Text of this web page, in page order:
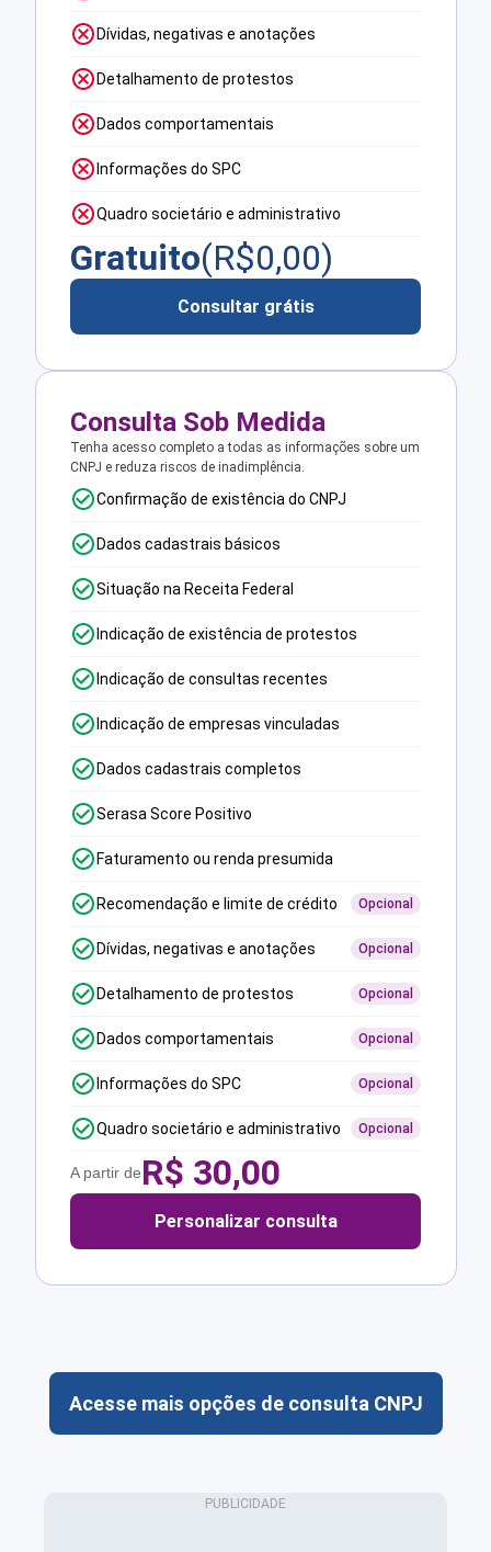
Dívidas, negativas e anotações
Detalhamento de protestos
Dados comportamentais
Informações do SPC
Quadro societário e administrativo
Gratuito(R$0,00)
Consultar grátis
Consulta Sob Medida
Tenha acesso completo a todas as informações sobre um
CNPJ e reduza riscos de inadimplência.
Confirmação de existência do CNPJ
Dados cadastrais básicos
Situação na Receita Federal
Indicação de existência de protestos
Indicação de consultas recentes
Indicação de empresas vinculadas
Dados cadastrais completos
Serasa Score Positivo
Faturamento ou renda presumida
Recomendação e limite de crédito Opcional
Dívidas, negativas e anotações Opcional
Detalhamento de protestos Opcional
Dados comportamentais Opcional
Informações do SPC Opcional
Quadro societário e administrativo Opcional
A partir deR$ 30,00
Personalizar consulta
Acesse mais opções de consulta CNPJ